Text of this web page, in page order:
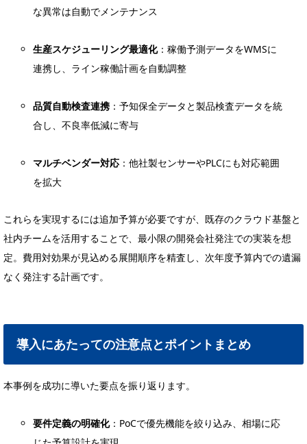
な異常は自動でメンテナンス
生産スケジューリング最適化：稼働予測データをWMSに
連携し、ライン稼働計画を自動調整
品質自動検査連携 ：予知保全データと製品検査データを統
合し、不良率低減に寄与
マルチベンダー対応 ：他社製センサーやPLCにも対応範囲
を拡大
これらを実現するには追加予算が必要ですが、既存のクラウド基盤と
社内チームを活用することで、最小限の開発会社発注での実装を想
定。費用対効果が見込める展開順序を精査し、次年度予算内での遺漏
なく発注する計画です。
導入にあたっての注意点とポイントまとめ
本事例を成功に導いた要点を振り返ります。
要件定義の明確化：PoCで優先機能を絞り込み、相場に応